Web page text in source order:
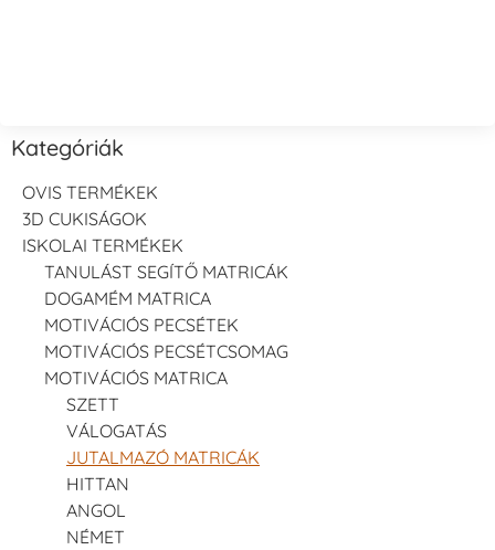
Kategóriák
OVIS TERMÉKEK
3D CUKISÁGOK
ISKOLAI TERMÉKEK
TANULÁST SEGÍTŐ MATRICÁK
DOGAMÉM MATRICA
MOTIVÁCIÓS PECSÉTEK
MOTIVÁCIÓS PECSÉTCSOMAG
MOTIVÁCIÓS MATRICA
SZETT
VÁLOGATÁS
JUTALMAZÓ MATRICÁK
HITTAN
ANGOL
NÉMET